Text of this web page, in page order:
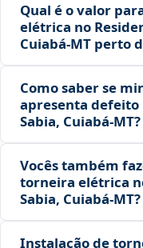
Qual é o valor
elétrica no
Cuiabá‑MT perto
Como saber se
apresenta defeito
Sabia, Cuiabá‑MT?
Vocês também
torneira elétrica
Sabia, Cuiabá‑MT?
Instalação de